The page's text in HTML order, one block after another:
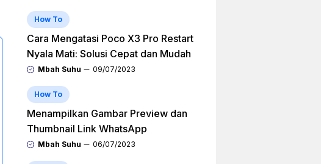
How To
Cara Mengatasi Poco X3 Pro Restart
Nyala Mati: Solusi Cepat dan Mudah
Mbah Suhu 09/07/2023
How To
Menampilkan Gambar Preview dan
Thumbnail Link WhatsApp
Mbah Suhu 06/07/2023